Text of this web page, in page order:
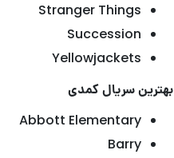
Stranger Things
Succession
Yellowjackets
بهترین سریال کمدی
Abbott Elementary
Barry